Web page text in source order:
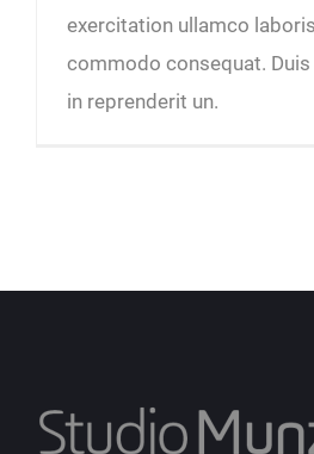
exercitation ullamco
commodo consequat.
in reprenderit un.